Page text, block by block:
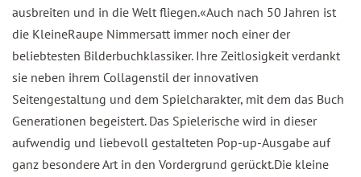
ausbreiten und in die Welt fliegen.«Auch nach 50 Jahren ist
die KleineRaupe Nimmersatt immer noch einer der
beliebtesten Bilderbuchklassiker. Ihre Zeitlosigkeit verdankt
sie neben ihrem Collagenstil der innovativen
Seitengestaltung und dem Spielcharakter, mit dem das Buch
Generationen begeistert. Das Spielerische wird in dieser
aufwendig und liebevoll gestalteten Pop-up-Ausgabe auf
ganz besondere Art in den Vordergrund gerückt.Die kleine